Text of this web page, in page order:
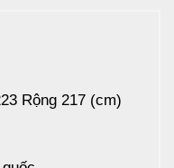
Rộng 217 (cm)